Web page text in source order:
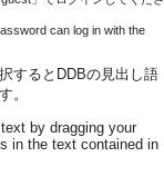
can log in with the
するとDDBの見出し語
。
by dragging your
in the text contained in